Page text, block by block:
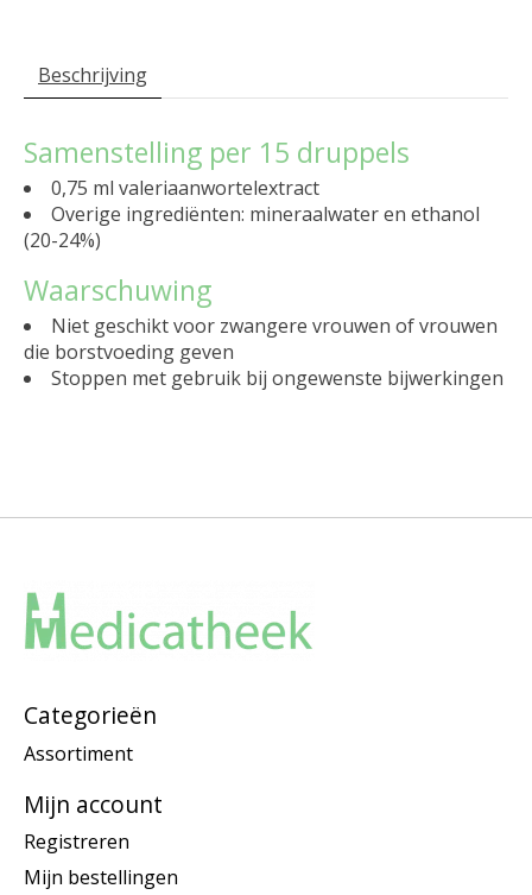
Beschrijving
Samenstelling per 15 druppels
0,75 ml valeriaanwortelextract
Overige ingrediënten: mineraalwater en ethanol
(20-24%)
Waarschuwing
Niet geschikt voor zwangere vrouwen of vrouwen
die borstvoeding geven
Stoppen met gebruik bij ongewenste bijwerkingen
Categorieën
Assortiment
Mijn account
Registreren
Mijn bestellingen